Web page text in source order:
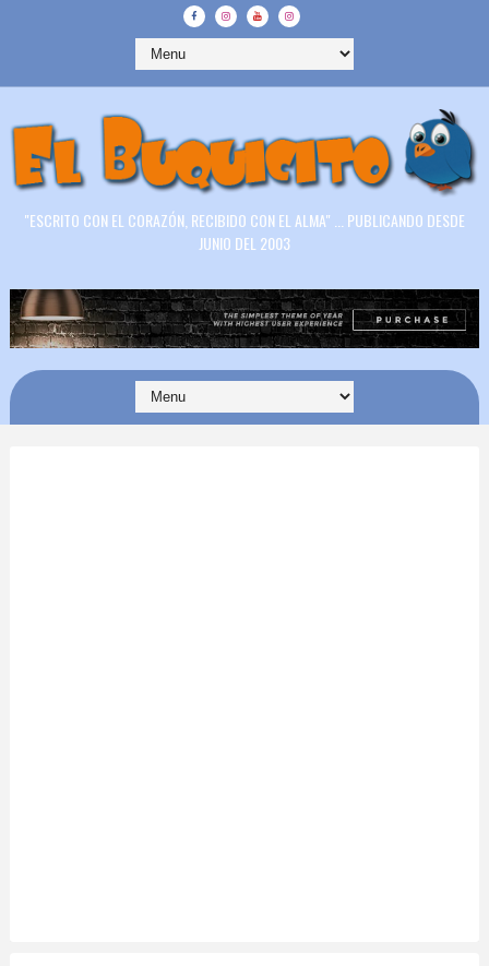
"ESCRITO CON EL CORAZÓN, RECIBIDO CON EL ALMA" ... PUBLICANDO DESDE
JUNIO DEL 2003